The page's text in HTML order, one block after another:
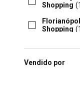
Shopping
Shopping
Maringa
Vendido por